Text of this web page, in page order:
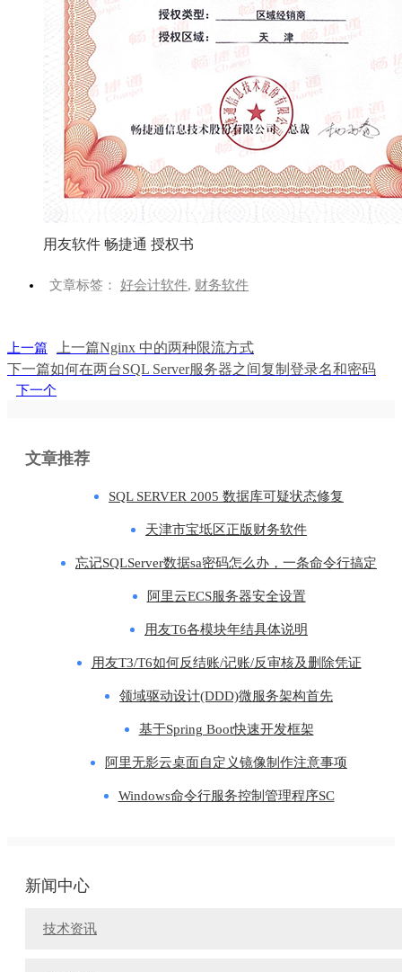
用友软件 畅捷通 授权书
文章标签： 好会计软件, 财务软件
上一篇 上一篇Nginx 中的两种限流方式
下一篇如何在两台SQL Server服务器之间复制登录名和密码
下一个
文章推荐
SQL SERVER 2005 数据库可疑状态修复
天津市宝坻区正版财务软件
忘记SQLServer数据sa密码怎么办，一条命令行搞定
阿里云ECS服务器安全设置
用友T6各模块年结具体说明
用友T3/T6如何反结账/记账/反审核及删除凭证
领域驱动设计(DDD)微服务架构首先
基于Spring Boot快速开发框架
阿里无影云桌面自定义镜像制作注意事项
Windows命令行服务控制管理程序SC
新闻中心
技术资讯